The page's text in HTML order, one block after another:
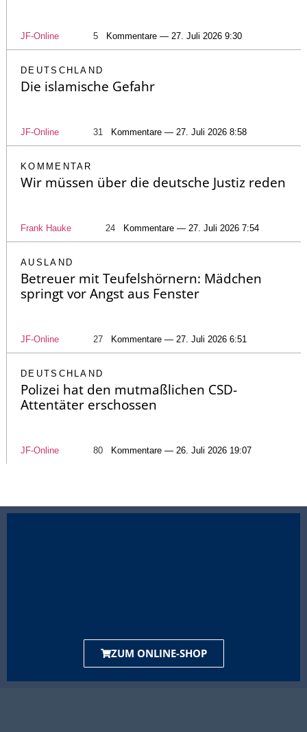
JF-Online 5 Kommentare — 27. Juli 2026 9:30
DEUTSCHLAND
Die islamische Gefahr
JF-Online 31 Kommentare — 27. Juli 2026 8:58
KOMMENTAR
Wir müssen über die deutsche Justiz reden
Frank Hauke 24 Kommentare — 27. Juli 2026 7:54
AUSLAND
Betreuer mit Teufelshörnern: Mädchen
springt vor Angst aus Fenster
JF-Online 27 Kommentare — 27. Juli 2026 6:51
DEUTSCHLAND
Polizei hat den mutmaßlichen CSD-
Attentäter erschossen
JF-Online 80 Kommentare — 26. Juli 2026 19:07
ZUM ONLINE-SHOP